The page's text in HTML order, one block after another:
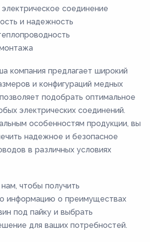
соединение
и надежность
компания предлагает широкий
и конфигураций медных
подобрать оптимальное
электрических соединений.
особенностям продукции, вы
надежное и безопасное
в различных условиях
чтобы получить
информацию о преимуществах
под пайку и выбрать
для ваших потребностей.